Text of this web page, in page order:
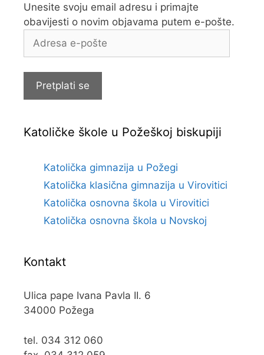
Unesite svoju email adresu i primajte
obavijesti o novim objavama putem e-pošte.
e-
Pretplati se
Katoličke škole u Požeškoj biskupiji
Katolička gimnazija u Požegi
Katolička klasična gimnazija u Virovitici
Katolička osnovna škola u Virovitici
Katolička osnovna škola u Novskoj
Kontakt
Ulica pape Ivana Pavla II. 6
34000 Požega
tel. 034 312 060